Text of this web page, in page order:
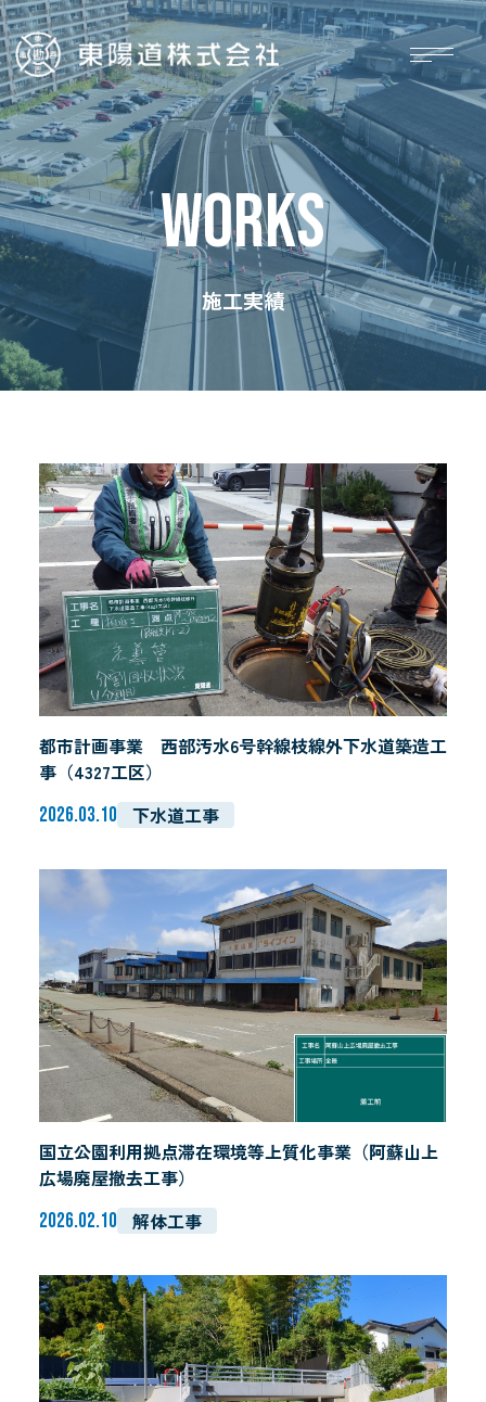
ホーム
会社概要
事業内容
施工実績
お問い合わせ
プライバシーポリシー
WORKS
施工実績
都市計画事業 西部汚水6号幹線枝線外下水道築造工
事（4327工区）
2026.03.10 下水道工事
国立公園利用拠点滞在環境等上質化事業（阿蘇山上
広場廃屋撤去工事）
2026.02.10 解体工事